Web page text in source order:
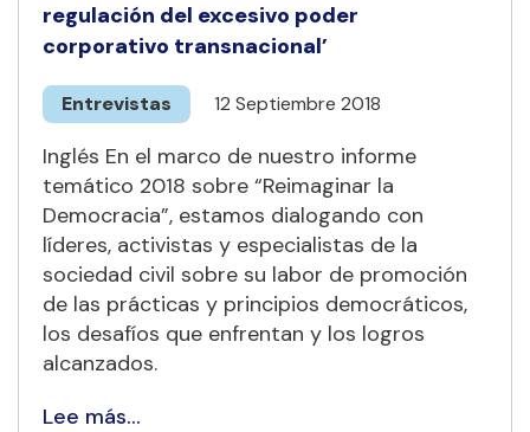
regulación del excesivo poder
corporativo transnacional’
Entrevistas 12 Septiembre 2018
Inglés En el marco de nuestro informe
temático 2018 sobre “Reimaginar la
Democracia”, estamos dialogando con
líderes, activistas y especialistas de la
sociedad civil sobre su labor de promoción
de las prácticas y principios democráticos,
los desafíos que enfrentan y los logros
alcanzados.
Lee más…